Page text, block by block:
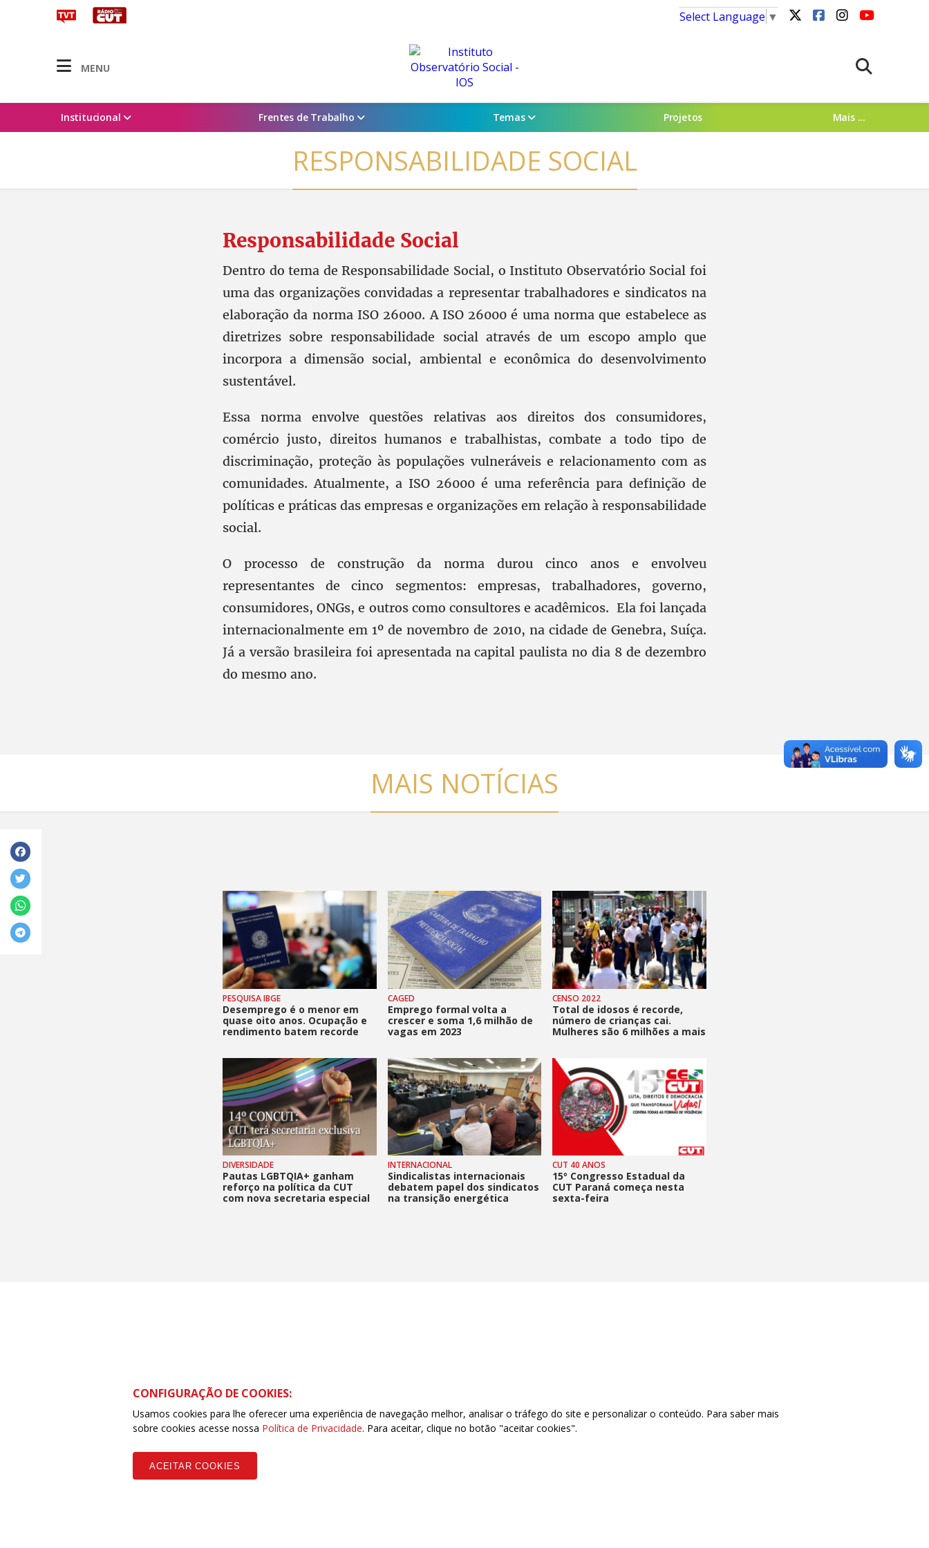
Select Language ▼
MENU
Institucional Frentes de Trabalho Temas Projetos Mais ...
RESPONSABILIDADE SOCIAL
Responsabilidade Social
Dentro do tema de Responsabilidade Social, o Instituto Observatório Social foi
uma das organizações convidadas a representar trabalhadores e sindicatos na
elaboração da norma ISO 26000. A ISO 26000 é uma norma que estabelece as
diretrizes sobre responsabilidade social através de um escopo amplo que
incorpora a dimensão social, ambiental e econômica do desenvolvimento
sustentável.
Essa norma envolve questões relativas aos direitos dos consumidores,
comércio justo, direitos humanos e trabalhistas, combate a todo tipo de
discriminação, proteção às populações vulneráveis e relacionamento com as
comunidades. Atualmente, a ISO 26000 é uma referência para definição de
políticas e práticas das empresas e organizações em relação à responsabilidade
social.
O processo de construção da norma durou cinco anos e envolveu
representantes de cinco segmentos: empresas, trabalhadores, governo,
consumidores, ONGs, e outros como consultores e acadêmicos. Ela foi lançada
internacionalmente em 1º de novembro de 2010, na cidade de Genebra, Suíça.
Já a versão brasileira foi apresentada na capital paulista no dia 8 de dezembro
do mesmo ano.
MAIS NOTÍCIAS
PESQUISA IBGE
Desemprego é o menor em
quase oito anos. Ocupação e
rendimento batem recorde
CAGED
Emprego formal volta a
crescer e soma 1,6 milhão de
vagas em 2023
CENSO 2022
Total de idosos é recorde,
número de crianças cai.
Mulheres são 6 milhões a mais
DIVERSIDADE
Pautas LGBTQIA+ ganham
reforço na política da CUT
com nova secretaria especial
INTERNACIONAL
Sindicalistas internacionais
debatem papel dos sindicatos
na transição energética
CUT 40 ANOS
15º Congresso Estadual da
CUT Paraná começa nesta
sexta-feira
Rua Caetano Pinto, 575 - 5º Andar - Brás - São Paulo - SP - CEP: 03041-000
Telefone: (11) 2108-9299 - (11) 2108-9130 - (11) 2108-914
CONFIGURAÇÃO DE COOKIES:
Usamos cookies para lhe oferecer uma experiência de navegação melhor, analisar o tráfego do site e personalizar o conteúdo. Para saber mais
sobre cookies acesse nossa Política de Privacidade. Para aceitar, clique no botão "aceitar cookies".
ACEITAR COOKIES